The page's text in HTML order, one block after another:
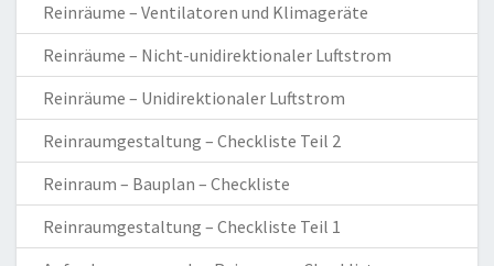
Reinräume – Ventilatoren und Klimageräte
Reinräume – Nicht-unidirektionaler Luftstrom
Reinräume – Unidirektionaler Luftstrom
Reinraumgestaltung – Checkliste Teil 2
Reinraum – Bauplan – Checkliste
Reinraumgestaltung – Checkliste Teil 1